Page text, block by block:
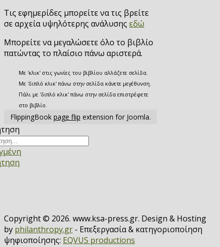
Τις εφημερίδες μπορείτε να τις βρείτε
σε αρχεία υψηλότερης ανάλυσης εδώ
Μπορείτε να μεγαλώσετε όλο το βιβλίο
πατώντας το πλαίσιο πάνω αριστερά.
Με 'κλικ' στις γωνίες του βιβλίου αλλάζετε σελίδα.
Με 'διπλό κλικ' πάνω στην σελίδα κάνετε μεγέθυνση.
Πάλι με 'διπλό κλικ' πάνω στην σελίδα επιστρέφετε
στο βιβλίο.
FlippingBook page flip extension for Joomla.
Copyright © 2026. www.ksa-press.gr. Design & Hosting
by philanthropy.gr - Επεξεργασία & κατηγοριοποίηση
ψηφιοποίησης: EQVUS productions